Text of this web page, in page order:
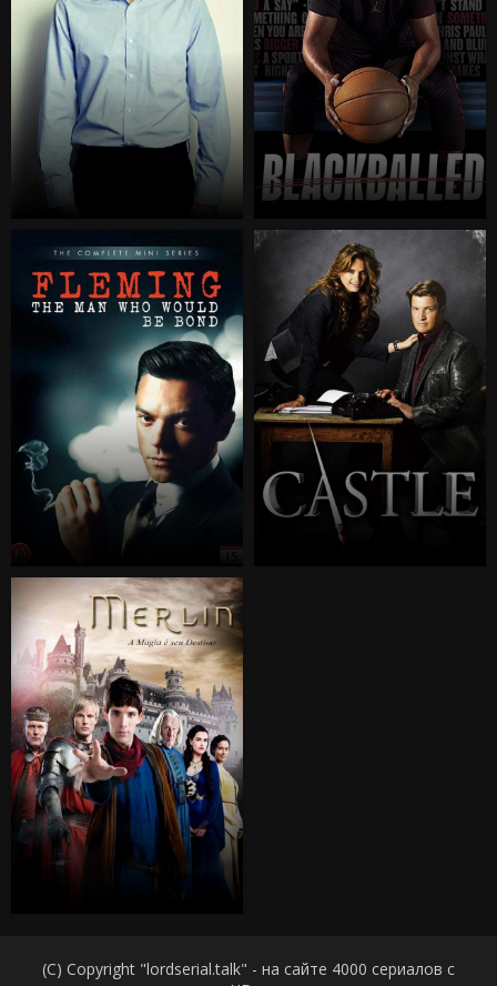
(C) Copyright "lordserial.talk" - на сайте 4000 сериалов с